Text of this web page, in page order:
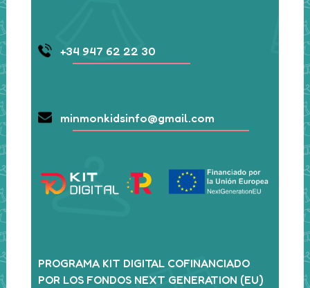
+34 947 62 22 30
minmonkidsinfo@gmail.com
PROGRAMA KIT DIGITAL COFINANCIADO
POR LOS FONDOS NEXT GENERATION (EU)